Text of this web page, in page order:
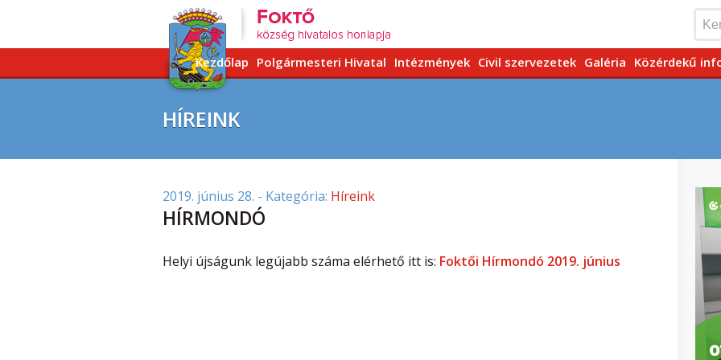
Kezdőlap Polgármesteri Hivatal Intézmények Civil szervezetek Galéria Közérdekű
HÍREINK
2019. június 28. - Kategória: Híreink
HÍRMONDÓ
Helyi újságunk legújabb száma elérhető itt is: Foktői Hírmondó 2019. június